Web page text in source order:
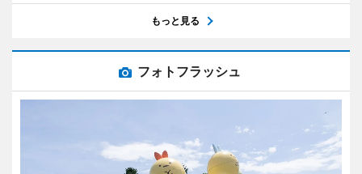
もっと見る
フォトフラッシュ